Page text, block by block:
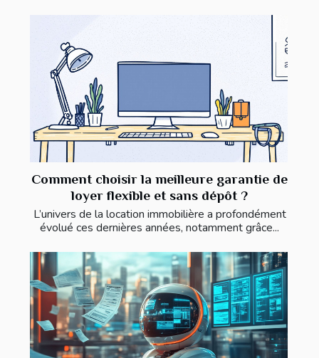
Comment choisir la meilleure garantie de
loyer flexible et sans dépôt ?
L’univers de la location immobilière a profondément
évolué ces dernières années, notamment grâce...